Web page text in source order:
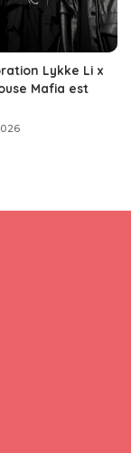
Lykke Li x
Mafia est